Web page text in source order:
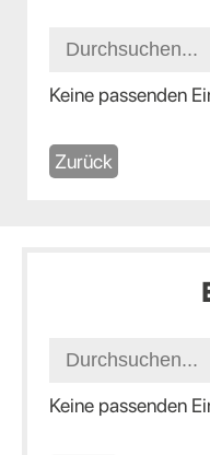
Keine passenden
Zurück
Keine passenden